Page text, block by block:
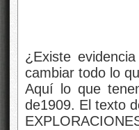
¿Existe
cambiar todo lo
Aquí lo que
de1909. El texto